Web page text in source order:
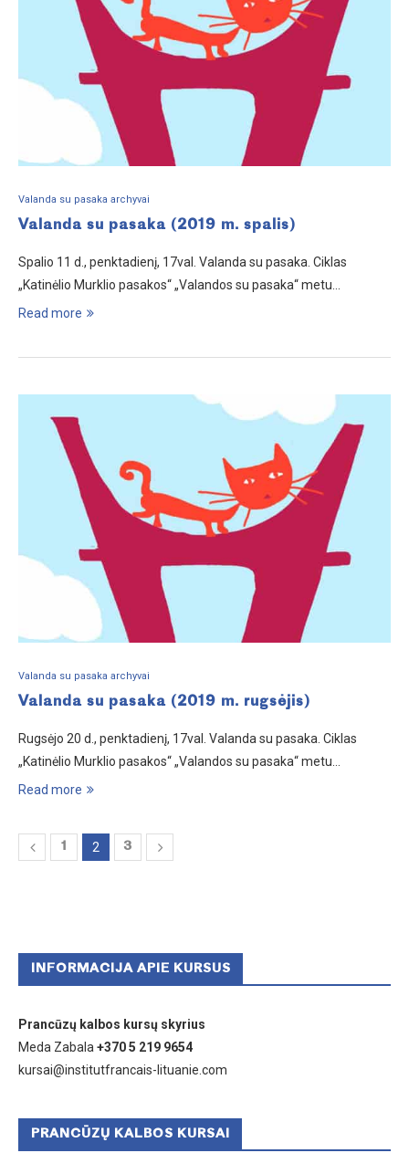
Valanda su pasaka archyvai
Valanda su pasaka (2019 m. spalis)
Spalio 11 d., penktadienį, 17val. Valanda su pasaka. Ciklas
„Katinėlio Murklio pasakos“ „Valandos su pasaka“ metu…
Read more
Valanda su pasaka archyvai
Valanda su pasaka (2019 m. rugsėjis)
Rugsėjo 20 d., penktadienį, 17val. Valanda su pasaka. Ciklas
„Katinėlio Murklio pasakos“ „Valandos su pasaka“ metu…
Read more
1 2 3
INFORMACIJA APIE KURSUS
Prancūzų kalbos kursų skyrius
Meda Zabala +370 5 219 9654
kursai@institutfrancais-lituanie.com
PRANCŪZŲ KALBOS KURSAI